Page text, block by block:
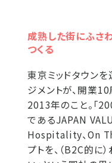
成熟した街にふさ
つくる
東京ミッドタウン
ジメントが、開業
2013年のこと。「
であるJAPAN
Hospitality、On
プトを、（B2C的に